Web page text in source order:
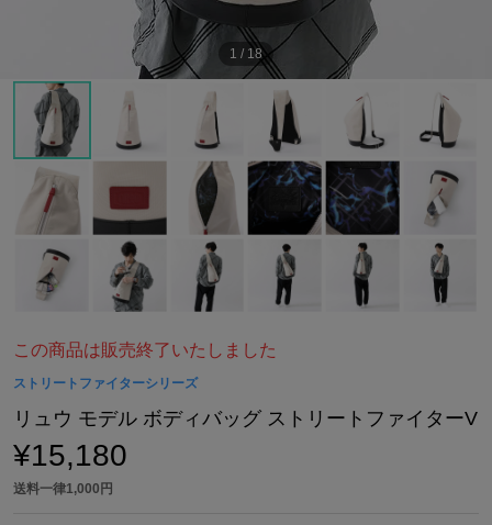
1 / 18
この商品は販売終了いたしました
ストリートファイターシリーズ
リュウ モデル ボディバッグ ストリートファイターV
¥15,180
送料一律1,000円